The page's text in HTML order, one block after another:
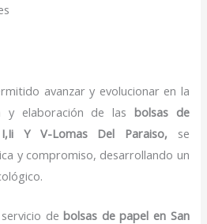
avanzar y evolucionar en la
y elaboración de las bolsas de
Y V-Lomas Del Paraiso, se
y compromiso, desarrollando un
debolsas de papel en San